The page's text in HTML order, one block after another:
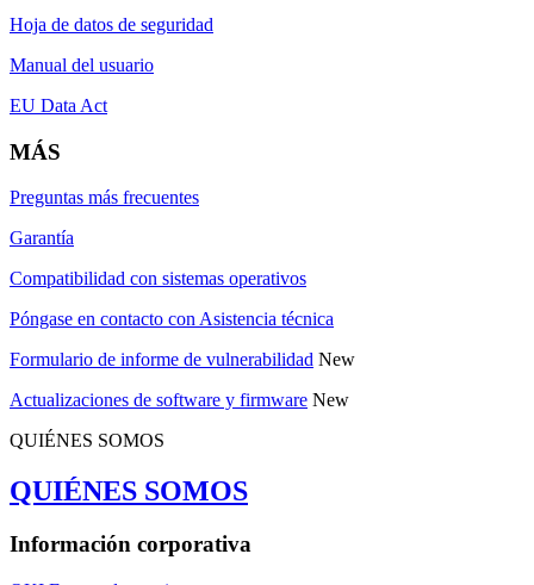
Hoja de datos de seguridad
Manual del usuario
EU Data Act
MÁS
Preguntas más frecuentes
Garantía
Compatibilidad con sistemas operativos
Póngase en contacto con Asistencia técnica
Formulario de informe de vulnerabilidad New
Actualizaciones de software y firmware New
QUIÉNES SOMOS
QUIÉNES SOMOS
Información corporativa